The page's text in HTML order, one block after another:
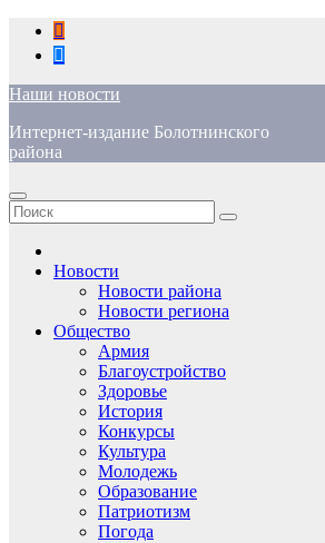
Перейти
содержимому
Наши новости
Интернет-издание Болотнинского
района
Новости
Новости района
Новости региона
Общество
Армия
Благоустройство
Здоровье
История
Конкурсы
Культура
Молодежь
Образование
Патриотизм
Погода